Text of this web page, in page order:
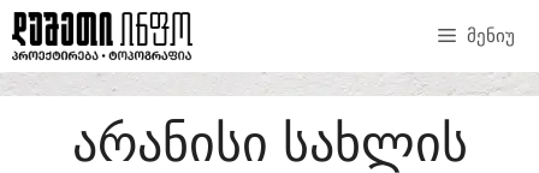
SKIP
TO
CONTENT
ᲛᲔᲜᲘᲣ
ᲐᲠᲐᲜᲘᲡᲘ ᲡᲐᲮᲚᲘᲡ